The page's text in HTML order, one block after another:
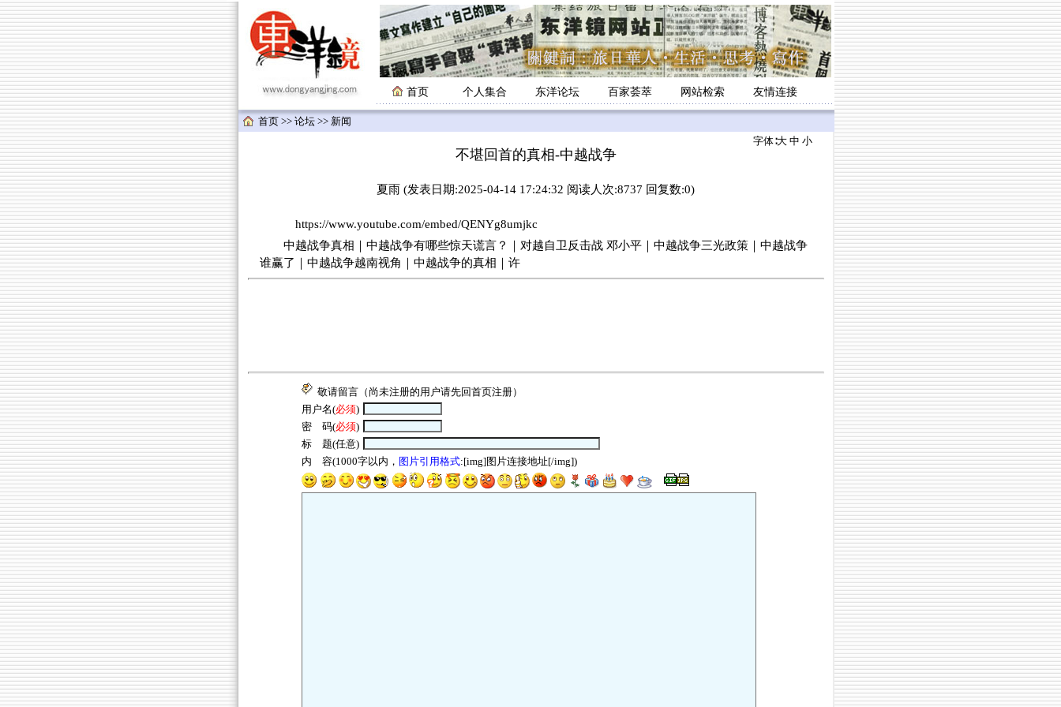
首页 个人集合 东洋论坛 百家荟萃 网站检索 友情连接
首页 >> 论坛 >> 新闻
字体∶大 中 小
不堪回首的真相-中越战争
夏雨 (发表日期:2025-04-14 17:24:32 阅读人次:8737 回复数:0)
https://www.youtube.com/embed/QENYg8umjkc
中越战争真相｜中越战争有哪些惊天谎言？｜对越自卫反击战 邓小平｜中越战争三光政策｜中越战争
谁赢了｜中越战争越南视角｜中越战争的真相｜许
敬请留言（尚未注册的用户请先回首页注册）
用户名(必须)
密 码(必须)
标 题(任意)
内 容(1000字以内， 图片引用格式:[img]图片连接地址[/img])